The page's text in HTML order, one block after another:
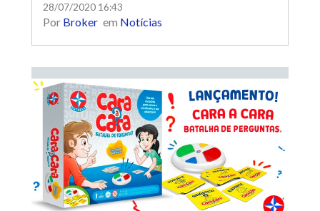
28/07/2020 16:43
Por Broker em Notícias